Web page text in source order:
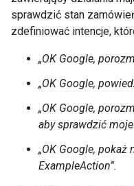
sprawdzić stan
zdefiniować intencje,
„OK Google,
„OK Google,
„OK Google,
aby sprawdzić
„OK Google, pokaż
ExampleAction”.